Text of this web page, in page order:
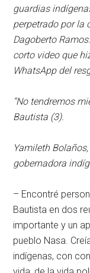
guardias
perpetrado por la
Dagoberto
corto video que
WhatsApp del
“No tendremos
Bautista (3).
Yamileth
gobernadora
– Encontré
Bautista en dos
importante y un
pueblo Nasa.
indígenas, con